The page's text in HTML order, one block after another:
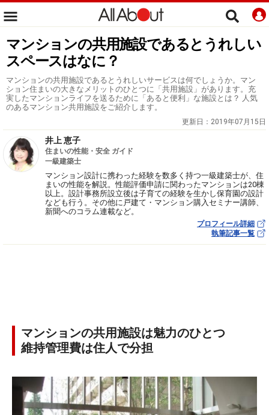
マンションの共用施設であるとうれしい
スペースはなに？
マンションの共用施設であるとうれしいサービスは何でしょうか。マン
ション住まいの大きなメリットのひとつに「共用施設」があります。充
実したマンションライフを送るために「あると便利」な施設とは？ 人気
のあるマンション共用施設をご紹介します。
更新日： 2019年07月15日
井上 恵子
住まいの性能・安全 ガイド
一級建築士
マンション設計に携わった経験を数多く持つ一級建築士が、住
まいの性能を解説。性能評価申請に関わったマンションは20棟
以上。設計事務所設立後は子育ての経験を生かし保育園の設計
なども行う。その他に戸建て・マンション購入セミナー講師、
新聞へのコラム連載など。
プロフィール詳細
執筆記事一覧
マンションの共用施設は魅力のひとつ
維持管理費は住人で分担